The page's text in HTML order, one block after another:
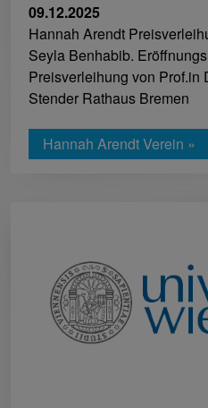
09.12.2025
Hannah Arendt
Seyla Benhabib.
Preisverleihung von Prof.in
Stender Rathaus Bremen
Hannah Arendt Verein »